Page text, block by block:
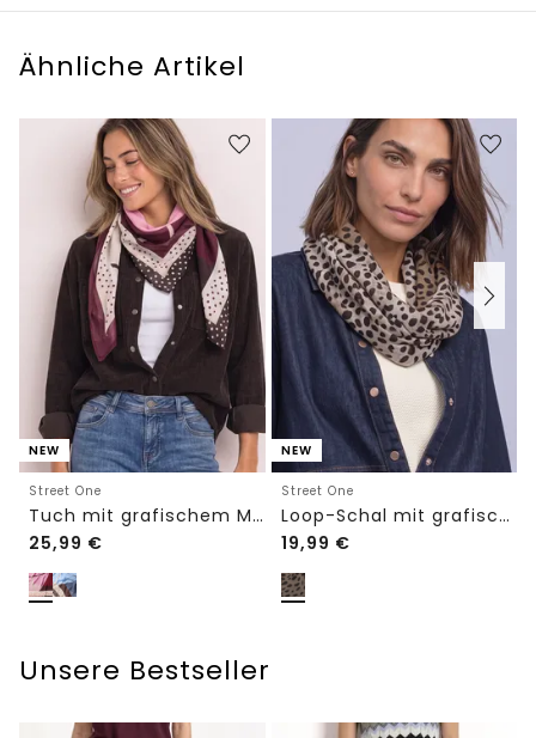
Ähnliche Artikel
NEW
Street One
Tuch mit grafischem Muster
25,99 €
NEW
Street One
Loop-Schal mit grafischem Muster
19,99 €
Unsere Bestseller